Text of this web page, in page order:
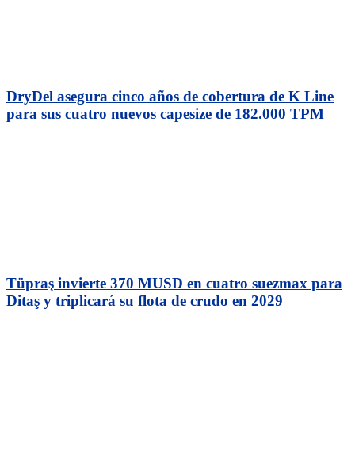
DryDel asegura cinco años de cobertura de K Line
para sus cuatro nuevos capesize de 182.000 TPM
Tüpraş invierte 370 MUSD en cuatro suezmax para
Ditaş y triplicará su flota de crudo en 2029